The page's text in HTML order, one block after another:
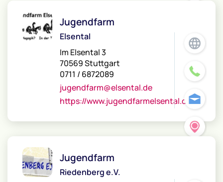
Jugendfarm
Elsental
Im Elsental 3
70569 Stuttgart
0711 / 6872089
jugendfarm@elsental.de
https://www.jugendfarmelsental.de/
Jugendfarm
Riedenberg e.V.